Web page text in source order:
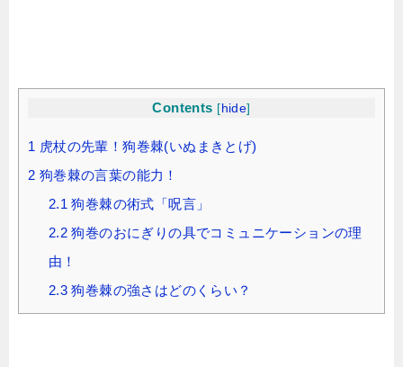
Contents [ hide]
1 虎杖の先輩！狗巻棘(いぬまきとげ)
2 狗巻棘の言葉の能力！
2.1 狗巻棘の術式「呪言」
2.2 狗巻のおにぎりの具でコミュニケーションの理
由！
2.3 狗巻棘の強さはどのくらい？